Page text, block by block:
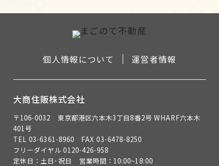
個人情報について 運営者情報
大商住販株式会社
〒106-0032 東京都港区六本木3丁目8番2号 WHARF六本木
401号
TEL 03-6361-8960 FAX 03-6478-8250
フリーダイヤル 0120-426-958
定休日：土日･祝日 営業時間：10:00~18:00